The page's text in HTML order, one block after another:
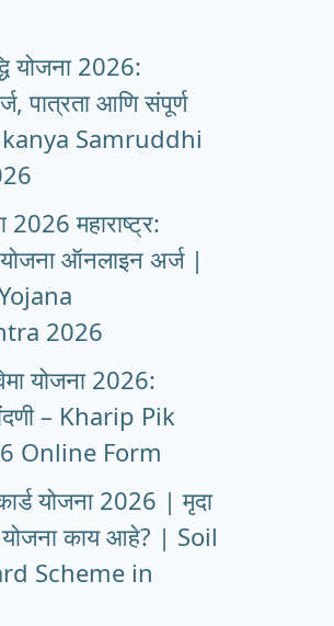
योजना 2026:
पात्रता आणि संपूर्ण
Samruddhi
2026 महाराष्ट्र:
ऑनलाइन अर्ज |
2026
योजना 2026:
– Kharip Pik
Online Form
योजना 2026 | मृदा
योजना काय आहे? | Soil
Scheme in